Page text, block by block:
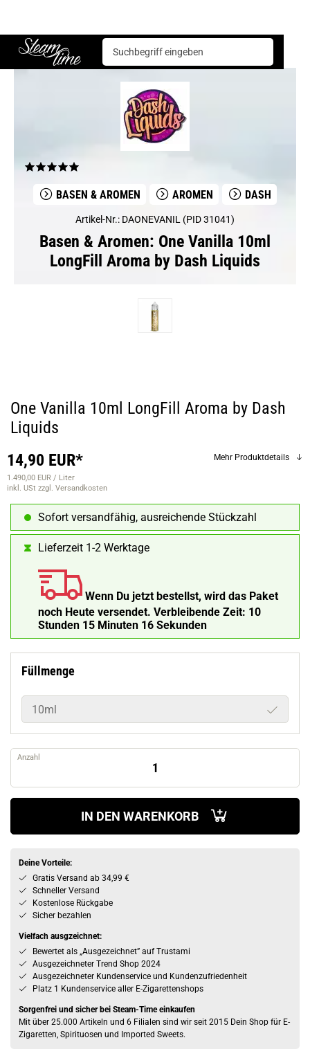
Steam time
Basen & Aromen Aromen Dash
BASEN & AROMEN AROMEN DASH
Artikel-Nr.: DAONEVANIL (PID 31041)
Basen & Aromen: One Vanilla 10ml
LongFill Aroma by Dash Liquids
One Vanilla 10ml LongFill Aroma by Dash
Liquids
14,90 EUR*
1.490,00 EUR / Liter
inkl. USt zzgl. Versandkosten
Mehr Produktdetails
Sofort versandfähig, ausreichende Stückzahl
Lieferzeit 1-2 Werktage
Wenn Du jetzt bestellst, wird das Paket
noch Heute versendet. Verbleibende Zeit: 10
Stunden 15 Minuten 15 Sekunden
Füllmenge
10ml
Anzahl
IN DEN WARENKORB
Deine Vorteile:
Gratis Versand ab 34,99 €
Schneller Versand
Kostenlose Rückgabe
Sicher bezahlen
Vielfach ausgzeichnet:
Bewertet als „Ausgezeichnet” auf Trustami
Ausgezeichneter Trend Shop 2024
Ausgezeichneter Kundenservice und Kundenzufriedenheit
Platz 1 Kundenservice aller E-Zigarettenshops
Sorgenfrei und sicher bei Steam-Time einkaufen
Mit über 25.000 Artikeln und 6 Filialen sind wir seit 2015 Dein Shop für E-
Zigaretten, Spirituosen und Imported Sweets.